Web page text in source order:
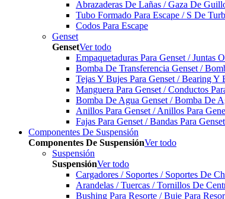
Abrazaderas De Lañas / Gaza De
Tubo Formado Para Escape / S De
Codos Para Escape
Genset
GensetVer todo
Empaquetaduras Para Genset / Juntas
Bomba De Transferencia Genset /
Tejas Y Bujes Para Genset / Bearing Y
Manguera Para Genset / Conductos
Bomba De Agua Genset / Bomba De
Anillos Para Genset / Anillos Para
Fajas Para Genset / Bandas Para
Componentes De Suspensión
Componentes De SuspensiónVer todo
Suspensión
SuspensiónVer todo
Cargadores / Soportes / Soportes De
Arandelas / Tuercas / Tornillos De
Bushing Para Resorte / Buje Para